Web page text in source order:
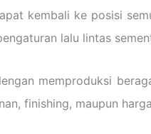
kembali ke posisi
lalu lintas
memproduksi
finishing, maupun